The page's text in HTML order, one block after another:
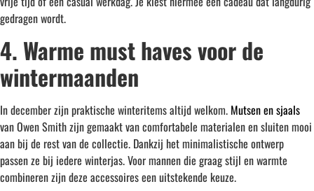
gedragen wordt.
4. Warme must haves voor de
wintermaanden
In december zijn praktische winteritems altijd welkom. Mutsen en sjaals
van Owen Smith zijn gemaakt van comfortabele materialen en sluiten mooi
aan bij de rest van de collectie. Dankzij het minimalistische ontwerp
passen ze bij iedere winterjas. Voor mannen die graag stijl en warmte
combineren zijn deze accessoires een uitstekende keuze.